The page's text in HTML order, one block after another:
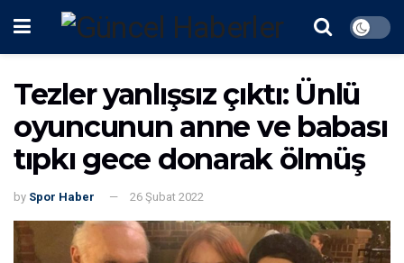
Tezler yanlışsız çıktı: Ünlü
oyuncunun anne ve babası
tıpkı gece donarak ölmüş
by Spor Haber 26 Şubat 2022